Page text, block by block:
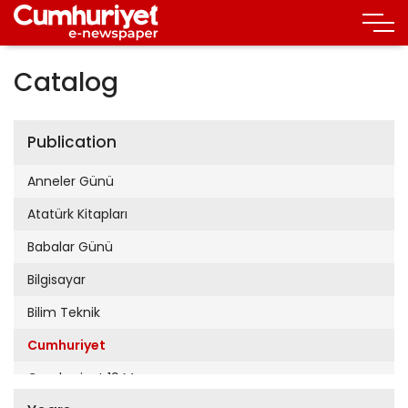
Catalog
Publication
Anneler Günü
Atatürk Kitapları
Babalar Günü
Bilgisayar
Bilim Teknik
Cumhuriyet
Cumhuriyet 19 Mayıs